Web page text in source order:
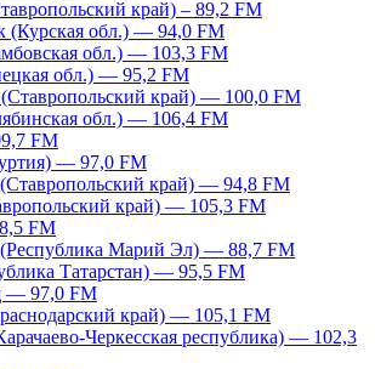
край) – 89,2 FM
(Курская обл.) — 94,0 FM
обл.) — 103,3 FM
обл.) — 95,2 FM
край) — 100,0 FM
обл.) — 106,4 FM
FM
— 97,0 FM
край) — 94,8 FM
край) — 105,3 FM
FM
Марий Эл) — 88,7 FM
Татарстан) — 95,5 FM
— 97,0 FM
край) — 105,1 FM
Черкесская республика) — 102,3